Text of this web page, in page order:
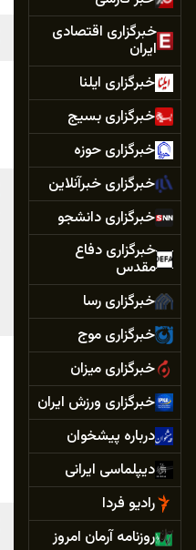
خبرگزاری اقتصادی
ایران
خبرگزاری ایلنا
خبرگزاری بسیج
خبرگزاری حوزه
خبرگزاری خبرآنلاین
خبرگزاری دانشجو
خبرگزاری دفاع
مقدس
خبرگزاری رسا
خبرگزاری موج
خبرگزاری میزان
خبرگزاری ورزش ایران
درباره پیشخوان
دیپلماسی ایرانی
رادیو فردا
روزنامه آرمان امروز